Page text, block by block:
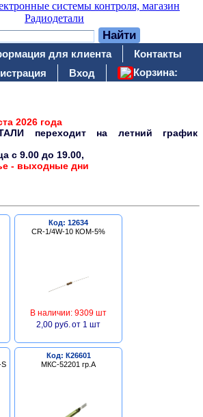
для клиента
Контакты
Вход Корзина:
2026 года
переходит на летний график
c 9.00 до 19.00,
- выходные дни
Код: 12634
CR-1/4W-10 КОМ-5%
В наличии: 9309 шт
2,00 руб. от 1 шт
S
Код: К26601
МКС-52201 гр.А